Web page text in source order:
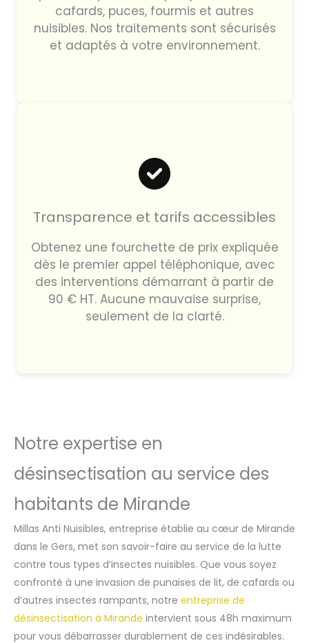
cafards, puces, fourmis et autres
nuisibles. Nos traitements sont sécurisés
et adaptés à votre environnement.
Transparence et tarifs accessibles
Obtenez une fourchette de prix expliquée
dès le premier appel téléphonique, avec
des interventions démarrant à partir de
90 € HT. Aucune mauvaise surprise,
seulement de la clarté.
Notre expertise en
désinsectisation au service des
habitants de Mirande
Millas Anti Nuisibles, entreprise établie au cœur de Mirande
dans le Gers, met son savoir-faire au service de la lutte
contre tous types d’insectes nuisibles. Que vous soyez
confronté à une invasion de punaises de lit, de cafards ou
d’autres insectes rampants, notre entreprise de
désinsectisation à Mirande intervient sous 48h maximum
pour vous débarrasser durablement de ces indésirables.